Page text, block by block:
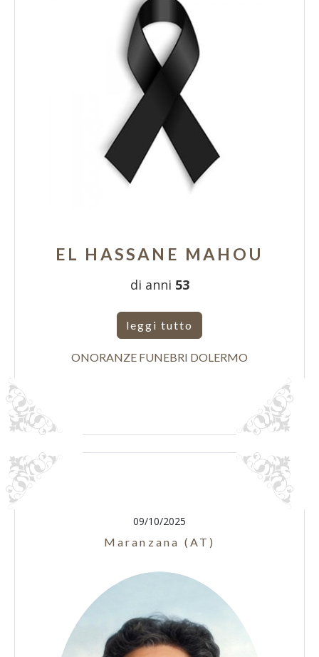
EL HASSANE MAHOU
di anni 53
leggi tutto
ONORANZE FUNEBRI DOLERMO
09/10/2025
Maranzana (AT)